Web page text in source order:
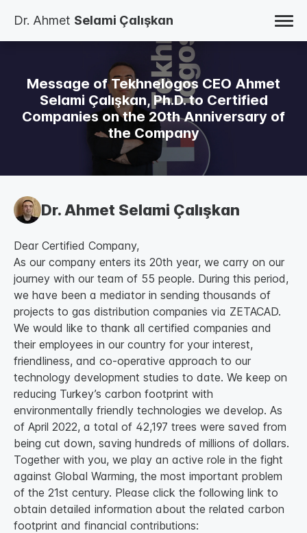
Dr. Ahmet Selami Çalışkan
BOOKS
AUTO BIOGRAPHY
ABOUT
CONTACT
Message of Tekhnelogos CEO Ahmet
Selami Çalışkan, Ph.D. to Certified
Companies on the 20th Anniversary of
the Company
Dr. Ahmet Selami Çalışkan
Dear Certified Company,
As our company enters its 20th year, we carry on our
journey with our team of 55 people. During this period,
we have been a mediator in sending thousands of
projects to gas distribution companies via ZETACAD.
We would like to thank all certified companies and
their employees in our country for your interest,
friendliness, and co-operative approach to our
technology development studies to date. We keep on
reducing Turkey’s carbon footprint with
environmentally friendly technologies we develop. As
of April 2022, a total of 42,197 trees were saved from
being cut down, saving hundreds of millions of dollars.
Together with you, we play an active role in the fight
against Global Warming, the most important problem
of the 21st century. Please click the following link to
obtain detailed information about the related carbon
footprint and financial contributions: